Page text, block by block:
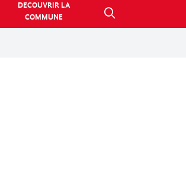
DECOUVRIR LA
COMMUNE